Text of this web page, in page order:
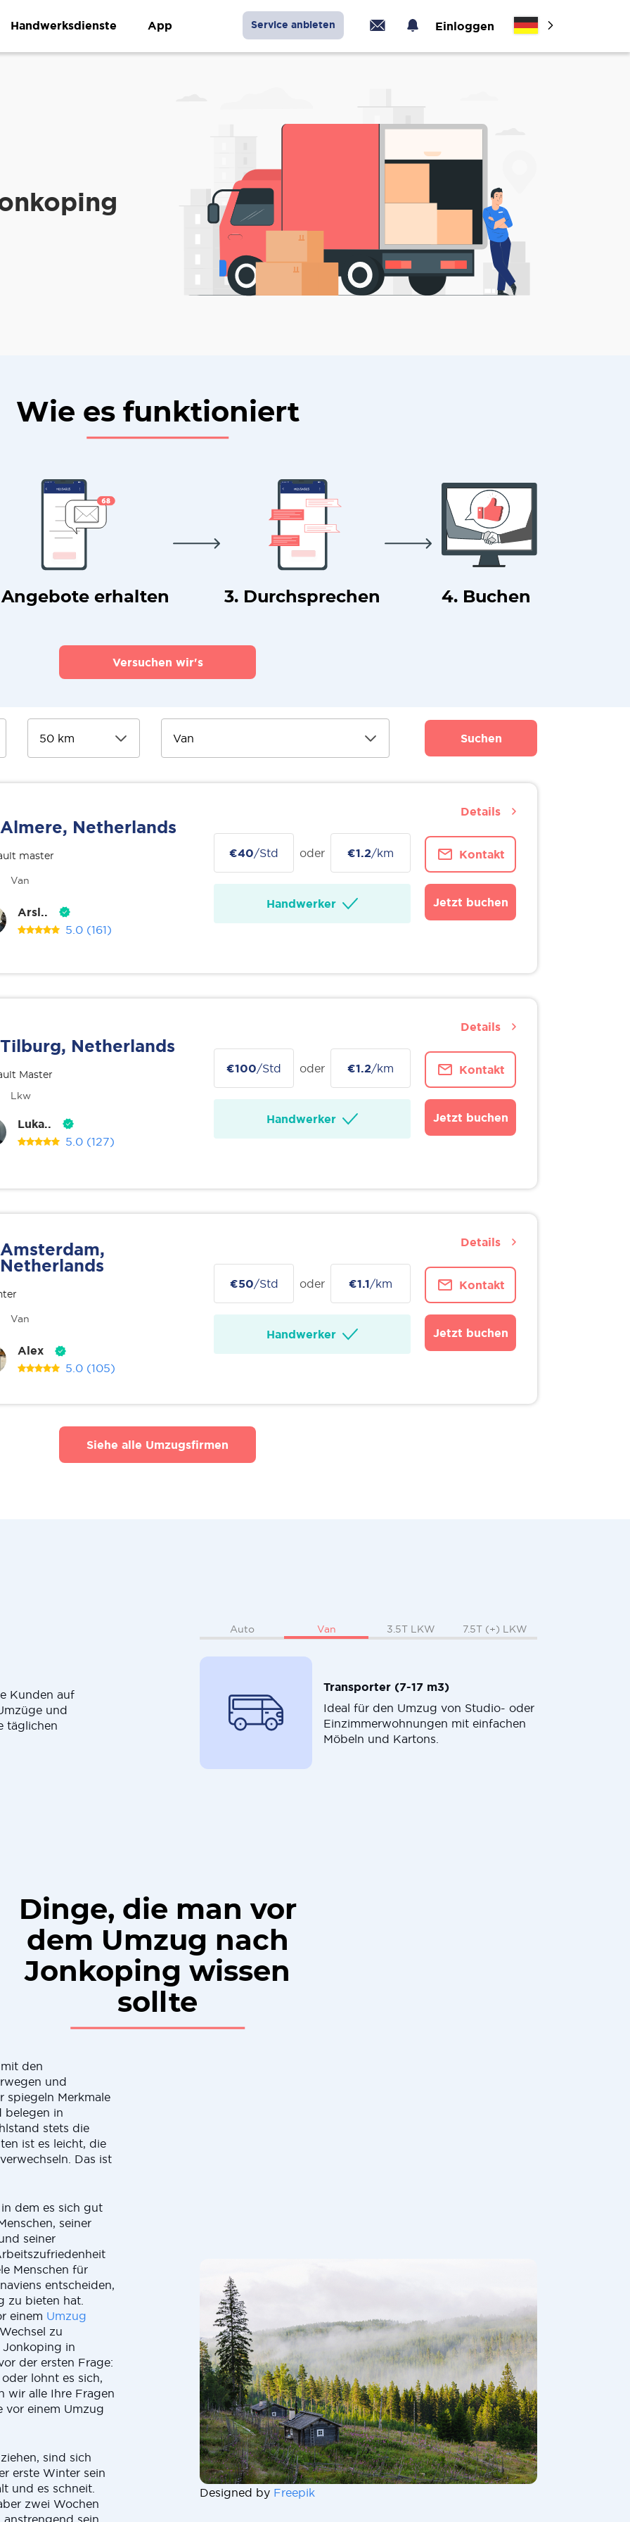
Handwerksdienste App Service anbieten Einloggen
Wie es funktioniert
Angebote erhalten 3. Durchsprechen 4. Buchen
Versuchen wir's
Suchen
Almere, Netherlands
master
Van
Arsl..
5.0 (161)
€40/Std oder €1.2/km
Handwerker
Kontakt
Jetzt buchen
Details
Tilburg, Netherlands
Master
Lkw
Luka..
5.0 (127)
€100/Std oder €1.2/km
Handwerker
Kontakt
Jetzt buchen
Details
Amsterdam,
Netherlands
Van
Alex
5.0 (105)
€50/Std oder €1.1/km
Handwerker
Kontakt
Jetzt buchen
Details
Siehe alle Umzugsfirmen
Kunden auf
und
täglichen
Auto Van 3.5T LKW 7.5T (+) LKW
Transporter (7-17 m3)
Ideal für den Umzug von Studio- oder
Einzimmerwohnungen mit einfachen
Möbeln und Kartons.
Dinge, die man vor
dem Umzug nach
Jonkoping wissen
sollte
den
und
spiegeln Merkmale
belegen in
stets die
ist es leicht, die
Das ist
dem es sich gut
seiner
seiner
Menschen für
entscheiden,
zu bieten hat.
einem Umzug
zu
Jonkoping in
der ersten Frage:
lohnt es sich,
wir alle Ihre Fragen
vor einem Umzug
sind sich
erste Winter sein
und es schneit.
zwei Wochen
sein.
Designed by Freepik